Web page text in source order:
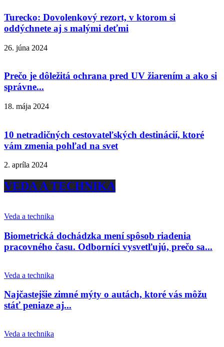
Turecko: Dovolenkový rezort, v ktorom si
oddýchnete aj s malými deťmi
26. júna 2024
Prečo je dôležitá ochrana pred UV žiarením a ako si
správne...
18. mája 2024
10 netradičných cestovateľských destinácií, ktoré
vám zmenia pohľad na svet
2. apríla 2024
VEDA A TECHNIKA
Veda a technika
Biometrická dochádzka mení spôsob riadenia
pracovného času. Odborníci vysvetľujú, prečo sa...
Veda a technika
Najčastejšie zimné mýty o autách, ktoré vás môžu
stáť peniaze aj...
Veda a technika